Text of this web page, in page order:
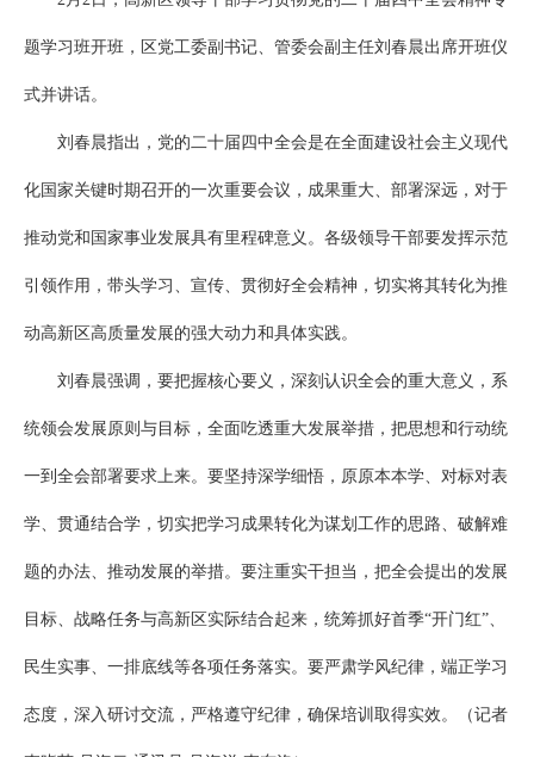
题学习班开班，区党工委副书记、管委会副主任刘春晨出席开班仪
式并讲话。
刘春晨指出，党的二十届四中全会是在全面建设社会主义现代
化国家关键时期召开的一次重要会议，成果重大、部署深远，对于
推动党和国家事业发展具有里程碑意义。各级领导干部要发挥示范
引领作用，带头学习、宣传、贯彻好全会精神，切实将其转化为推
动高新区高质量发展的强大动力和具体实践。
刘春晨强调，要把握核心要义，深刻认识全会的重大意义，系
统领会发展原则与目标，全面吃透重大发展举措，把思想和行动统
一到全会部署要求上来。要坚持深学细悟，原原本本学、对标对表
学、贯通结合学，切实把学习成果转化为谋划工作的思路、破解难
题的办法、推动发展的举措。要注重实干担当，把全会提出的发展
目标、战略任务与高新区实际结合起来，统筹抓好首季“开门红”、
民生实事、一排底线等各项任务落实。要严肃学风纪律，端正学习
态度，深入研讨交流，严格遵守纪律，确保培训取得实效。（记者